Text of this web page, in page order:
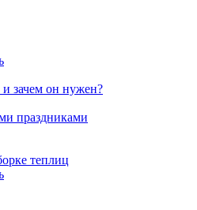
и зачем он нужен?
праздниками
теплиц